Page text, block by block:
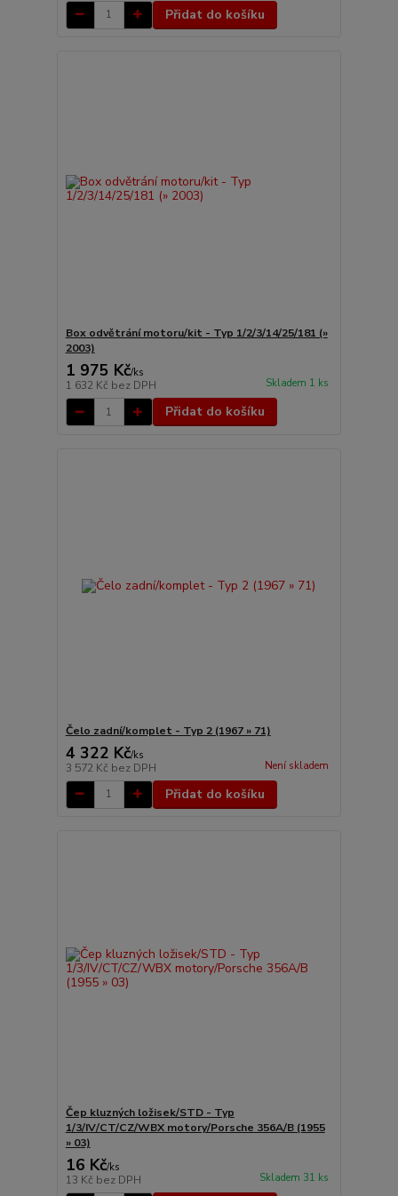
Přidat do košíku
Box odvětrání motoru/kit - Typ 1/2/3/14/25/181 (»
2003)
1 975 Kč/ks
1 632 Kč bez DPH Skladem 1 ks
Přidat do košíku
Čelo zadní/komplet - Typ 2 (1967 » 71)
4 322 Kč/ks
3 572 Kč bez DPH Není skladem
Přidat do košíku
Čep kluzných ložisek/STD - Typ
1/3/IV/CT/CZ/WBX motory/Porsche 356A/B (1955
» 03)
16 Kč/ks
13 Kč bez DPH Skladem 31 ks